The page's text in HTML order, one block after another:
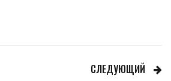
СЛЕДУЮЩИЙ